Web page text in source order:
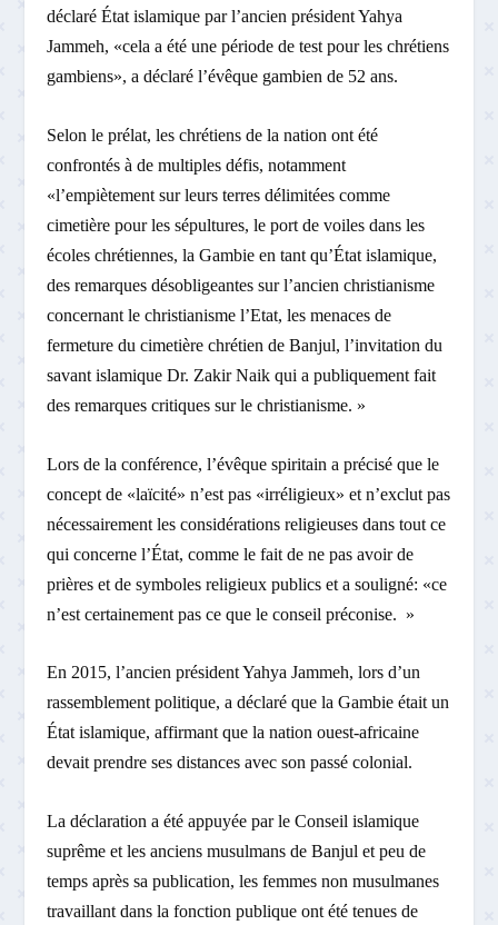
déclaré État islamique par l’ancien président Yahya
Jammeh, «cela a été une période de test pour les chrétiens
gambiens», a déclaré l’évêque gambien de 52 ans.
Selon le prélat, les chrétiens de la nation ont été
confrontés à de multiples défis, notamment
«l’empiètement sur leurs terres délimitées comme
cimetière pour les sépultures, le port de voiles dans les
écoles chrétiennes, la Gambie en tant qu’État islamique,
des remarques désobligeantes sur l’ancien christianisme
concernant le christianisme l’Etat, les menaces de
fermeture du cimetière chrétien de Banjul, l’invitation du
savant islamique Dr. Zakir Naik qui a publiquement fait
des remarques critiques sur le christianisme. »
Lors de la conférence, l’évêque spiritain a précisé que le
concept de «laïcité» n’est pas «irréligieux» et n’exclut pas
nécessairement les considérations religieuses dans tout ce
qui concerne l’État, comme le fait de ne pas avoir de
prières et de symboles religieux publics et a souligné: «ce
n’est certainement pas ce que le conseil préconise. »
En 2015, l’ancien président Yahya Jammeh, lors d’un
rassemblement politique, a déclaré que la Gambie était un
État islamique, affirmant que la nation ouest-africaine
devait prendre ses distances avec son passé colonial.
La déclaration a été appuyée par le Conseil islamique
suprême et les anciens musulmans de Banjul et peu de
temps après sa publication, les femmes non musulmanes
travaillant dans la fonction publique ont été tenues de